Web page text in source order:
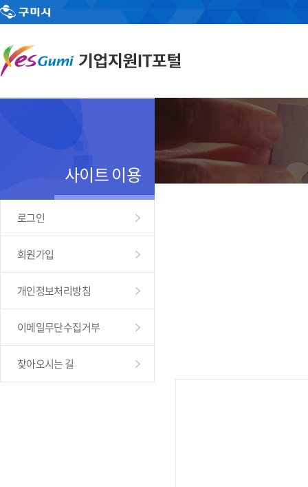
사이트 이용
로그인
회원가입
개인정보처리방침
이메일무단수집거부
찾아오시는 길